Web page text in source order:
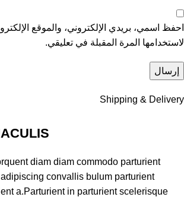
احفظ اسمي، بريدي الإلكتروني، والموقع
لاستخدامها المرة المقبلة في تعليقي.
Shipping & Delivery
diam diam commodo parturient
convallis bulum parturient
a.Parturient in parturient scelerisque